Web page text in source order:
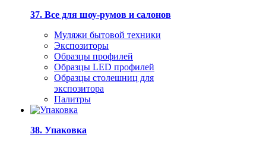
37. Все для шоу-румов и салонов
Муляжи бытовой техники
Экспозиторы
Образцы профилей
Образцы LED профилей
Образцы столешниц для
экспозитора
Палитры
38. Упаковка